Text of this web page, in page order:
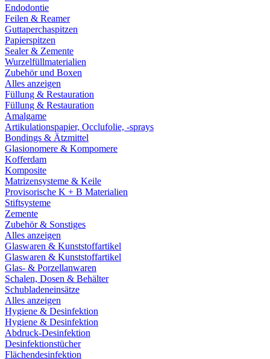
Endodontie
Feilen & Reamer
Guttaperchaspitzen
Papierspitzen
Sealer & Zemente
Wurzelfüllmaterialien
Zubehör und Boxen
Alles anzeigen
Füllung & Restauration
Füllung & Restauration
Amalgame
Artikulationspapier, Occlufolie, -sprays
Bondings & Ätzmittel
Glasionomere & Kompomere
Kofferdam
Komposite
Matrizensysteme & Keile
Provisorische K + B Materialien
Stiftsysteme
Zemente
Zubehör & Sonstiges
Alles anzeigen
Glaswaren & Kunststoffartikel
Glaswaren & Kunststoffartikel
Glas- & Porzellanwaren
Schalen, Dosen & Behälter
Schubladeneinsätze
Alles anzeigen
Hygiene & Desinfektion
Hygiene & Desinfektion
Abdruck-Desinfektion
Desinfektionstücher
Flächendesinfektion